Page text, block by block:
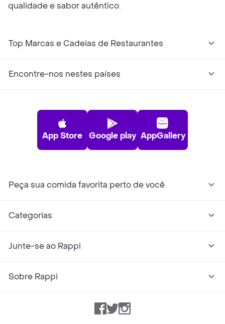
qualidade e sabor autêntico.
Top Marcas e Cadeias de Restaurantes
Encontre-nos nestes países
App Store Google play AppGallery
Peça sua comida favorita perto de você
Categorias
Junte-se ao Rappi
Sobre Rappi
Facebook
TwitterInstagram